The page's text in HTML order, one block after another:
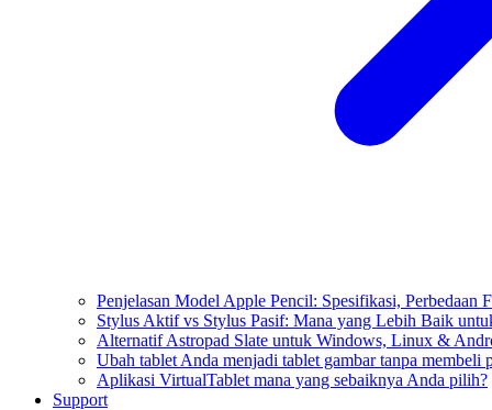
Penjelasan Model Apple Pencil: Spesifikasi, Perbedaan
Stylus Aktif vs Stylus Pasif: Mana yang Lebih Baik
Alternatif Astropad Slate untuk Windows, Linux &
Ubah tablet Anda menjadi tablet gambar tanpa membeli
Aplikasi VirtualTablet mana yang sebaiknya Anda pilih?
Support